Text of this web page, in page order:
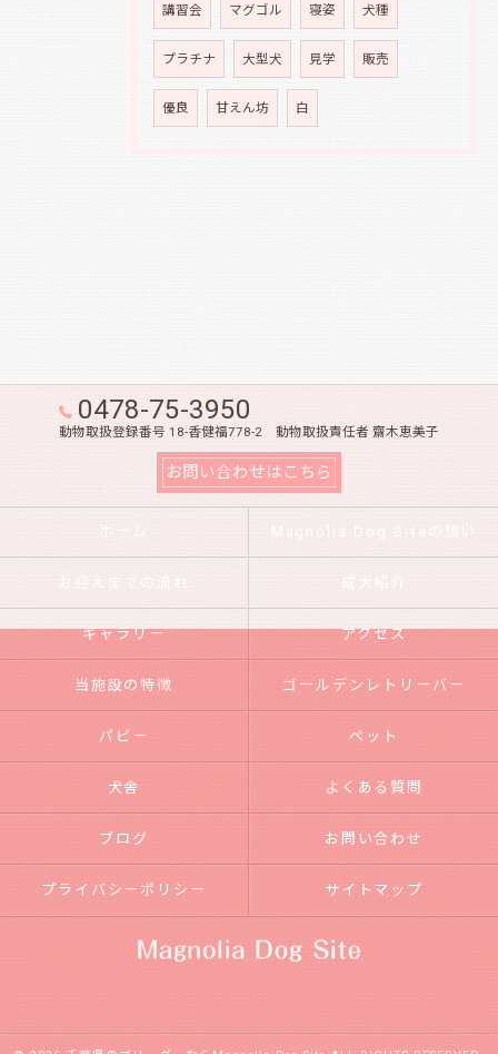
講習会 マグゴル 寝姿 犬種
プラチナ 大型犬 見学 販売
優良 甘えん坊 白
0478-75-3950
動物取扱登録番号 18-香健福778-2 動物取扱責任者 齋木恵美子
お問い合わせはこちら
ホーム Magnolia Dog Siteの想い
お迎えまでの流れ 成犬紹介
ギャラリー アクセス
当施設の特徴 ゴールデンレトリーバー
パピー ペット
犬舎 よくある質問
ブログ お問い合わせ
プライバシーポリシー サイトマップ